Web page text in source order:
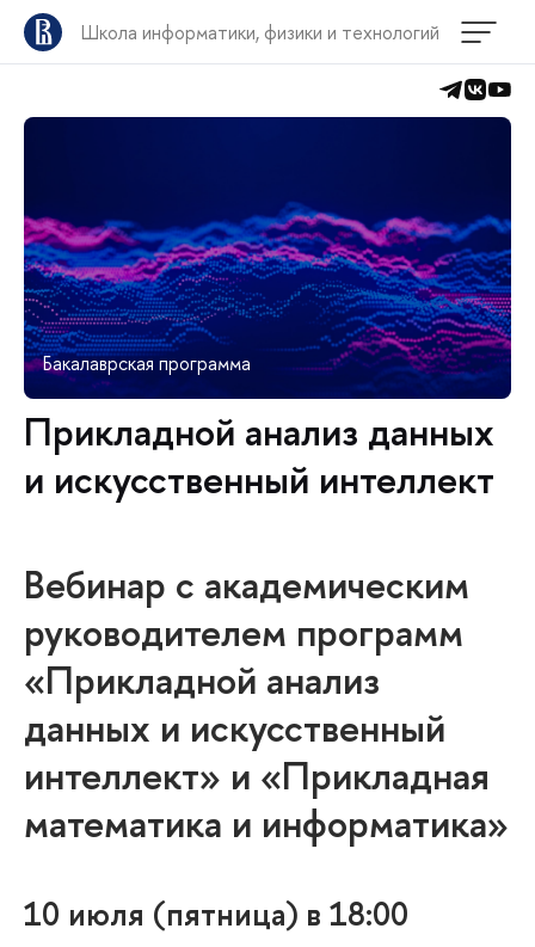
Школа информатики, физики и технологий
Бакалаврская программа
Прикладной анализ данных
и искусственный интеллект
ебинар с академическим
руководителем программ
«Прикладной анализ
данных и искусственный
интеллект» и «Прикладная
математика и информатика»
10 июля (пятница) в 18:00